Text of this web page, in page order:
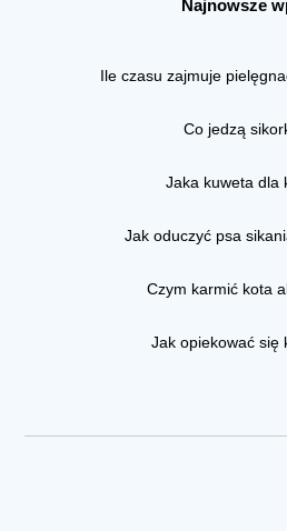
Najnowsze
Ile czasu zajmuje
Co jedzą
Jaka kuweta dla
Jak oduczyć psa
Czym karmić kota
Jak opiekować się